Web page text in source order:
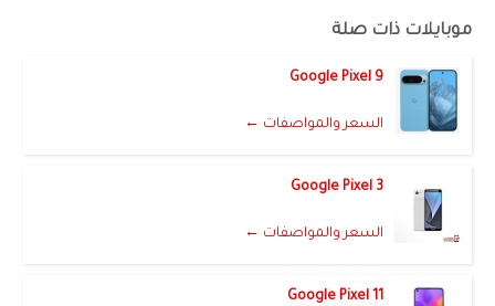
موبايلات ذات صلة
Google Pixel 9
السعر والمواصفات ←
Google Pixel 3
السعر والمواصفات ←
Google Pixel 11